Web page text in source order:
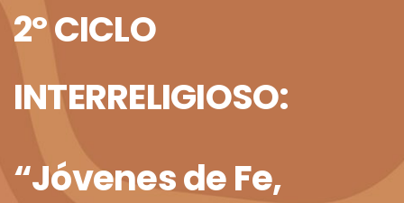
2ºCICLO
INTERRELIGIOSO:
“JóvenesdeFe,